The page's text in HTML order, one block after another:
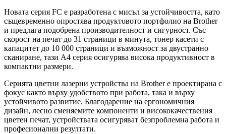
Новата серия FC е разработена с мисъл за устойчивостта, като
същевременно опростява продуктовото портфолио на Brother
и предлага подобрена производителност и сигурност. Със
скорост на печат до 31 страници в минута, тонер касети с
капацитет до 10 000 страници и възможност за двустранно
сканиране, тази A4 серия осигурява висока продуктивност в
компактни размери.
Серията цветни лазерни устройства на Brother е проектирана с
фокус както върху удобството при работа, така и върху
устойчивото развитие. Благодарение на ергономичния
дизайн, лесно сменяемите компоненти и висококачествения
цветен печат, устройствата осигуряват безпроблемна работа и
професионални резултати.